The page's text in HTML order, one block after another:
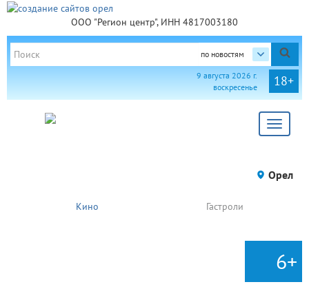
ООО "Регион центр", ИНН 4817003180
по новостям
18+
9 августа 2026 г.
воскресенье
Toggle
Орел
Кино Гастроли
6+